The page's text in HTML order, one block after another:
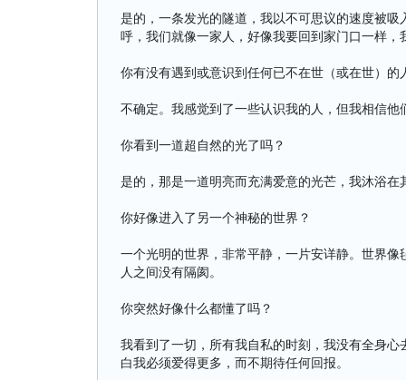
是的，一条发光的隧道，我以不可思议的速度被
呼，我们就像一家人，好像我要回到家门口一样，
你有没有遇到或意识到任何已不在世（或在世）的
不确定。我感觉到了一些认识我的人，但我相信
你看到一道超自然的光了吗？
是的，那是一道明亮而充满爱意的光芒，我沐浴在
你好像进入了另一个神秘的世界？
一个光明的世界，非常平静，一片安详静。世界
人之间没有隔阂。
你突然好像什么都懂了吗？
我看到了一切，所有我自私的时刻，我没有全身
白我必须爱得更多，而不期待任何回报。